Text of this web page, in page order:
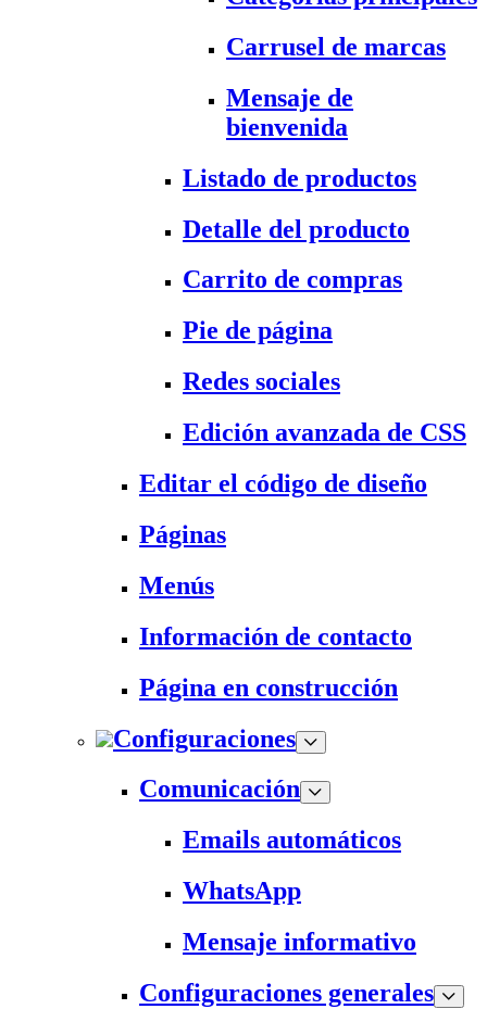
Carrusel de marcas
Mensaje de
bienvenida
Listado de productos
Detalle del producto
Carrito de compras
Pie de página
Redes sociales
Edición avanzada de CSS
Editar el código de diseño
Páginas
Menús
Información de contacto
Página en construcción
Configuraciones
Comunicación
Emails automáticos
WhatsApp
Mensaje informativo
Configuraciones generales